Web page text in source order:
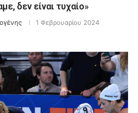
δεν είναι τυχαίο»
1 Φεβρουαρίου 2024